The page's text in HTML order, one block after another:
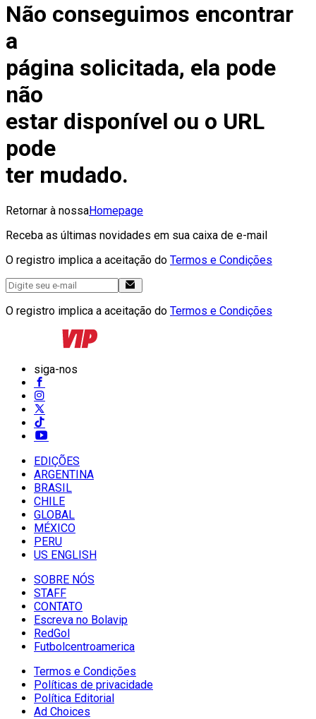
Não conseguimos encontrar
a
página solicitada, ela pode
não
estar disponível ou o URL
pode
ter mudado.
Retornar à nossaHomepage
Receba as últimas novidades em sua caixa de e-mail
O registro implica a aceitação do Termos e Condições
O registro implica a aceitação do Termos e Condições
siga-nos
EDIÇÕES
ARGENTINA
BRASIL
CHILE
GLOBAL
MÉXICO
PERU
US ENGLISH
SOBRE NÓS
STAFF
CONTATO
Escreva no Bolavip
RedGol
Futbolcentroamerica
Termos e Condições
Políticas de privacidade
Política Editorial
Ad Choices